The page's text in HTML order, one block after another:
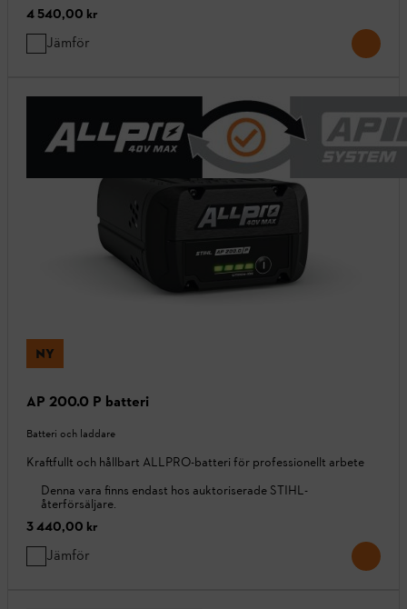
4 540,00 kr
Jämför
NY
AP 200.0 P batteri
Batteri och laddare
Kraftfullt och hållbart ALLPRO-batteri för professionellt arbete
Denna vara finns endast hos auktoriserade STIHL-
återförsäljare.
3 440,00 kr
Jämför